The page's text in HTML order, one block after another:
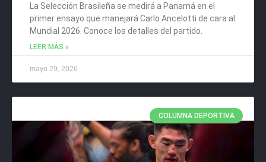
La Selección Brasileña se medirá a Panamá en el
primer ensayo que manejará Carlo Ancelotti de cara al
Mundial 2026. Conoce los detalles del partido.
LEER MÁS »
mayo 29, 2026
COLUMNA DEPORTIVA